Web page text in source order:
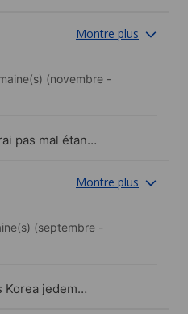
Montre plus
(novembre -
pas mal étant
Montre plus
(septembre -
Korea jedem